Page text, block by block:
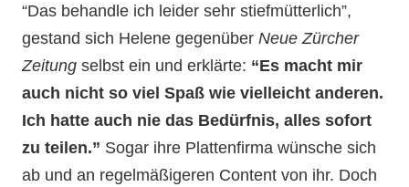
“Das behandle ich leider sehr stiefmütterlich”,
gestand sich Helene gegenüberNeue Zürcher
Zeitung selbst ein und erklärte: “Es macht mir
auch nicht so viel Spaß wie vielleicht anderen.
Ich hatte auch nie das Bedürfnis, alles sofort
zu teilen.” Sogar ihre Plattenfirma wünsche sich
ab und an regelmäßigeren Content von ihr. Doch